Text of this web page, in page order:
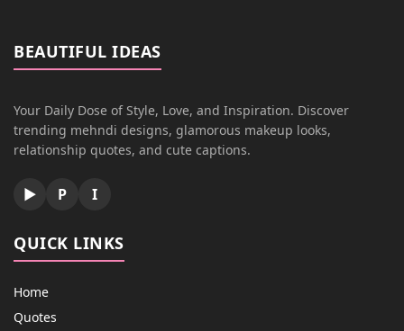
BEAUTIFUL IDEAS
Your Daily Dose of Style, Love, and Inspiration. Discover
trending mehndi designs, glamorous makeup looks,
relationship quotes, and cute captions.
▶ P I
QUICK LINKS
Home
Quotes